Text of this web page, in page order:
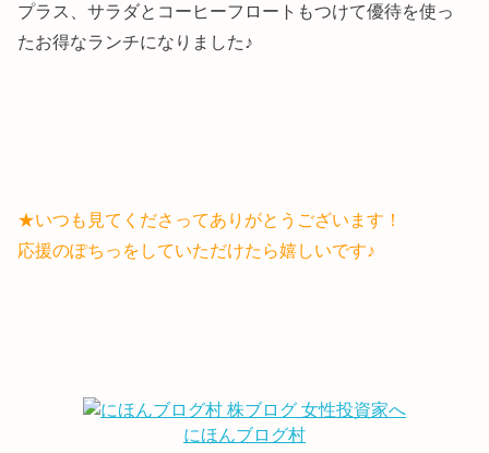
プラス、サラダとコーヒーフロートもつけて優待を使っ
たお得なランチになりました♪
★いつも見てくださってありがとうございます！
応援のぽちっをしていただけたら嬉しいです♪
にほんブログ村